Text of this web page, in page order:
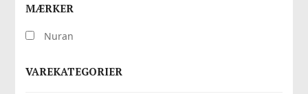
MÆRKER
Nuran
VAREKATEGORIER